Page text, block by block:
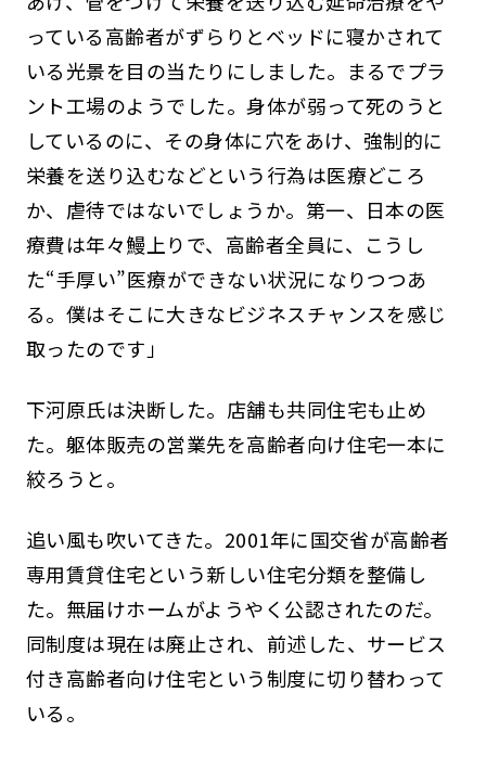
っている高齢者がずらりとベッドに寝かされて
いる光景を目の当たりにしました。まるでプラ
ント工場のようでした。身体が弱って死のうと
しているのに、その身体に穴をあけ、強制的に
栄養を送り込むなどという行為は医療どころ
か、虐待ではないでしょうか。第一、日本の医
療費は年々鰻上りで、高齢者全員に、こうし
た“手厚い”医療ができない状況になりつつあ
る。僕はそこに大きなビジネスチャンスを感じ
取ったのです」
下河原氏は決断した。店舗も共同住宅も止め
た。躯体販売の営業先を高齢者向け住宅一本に
絞ろうと。
追い風も吹いてきた。2001年に国交省が高齢者
専用賃貸住宅という新しい住宅分類を整備し
た。無届けホームがようやく公認されたのだ。
同制度は現在は廃止され、前述した、サービス
付き高齢者向け住宅という制度に切り替わって
いる。